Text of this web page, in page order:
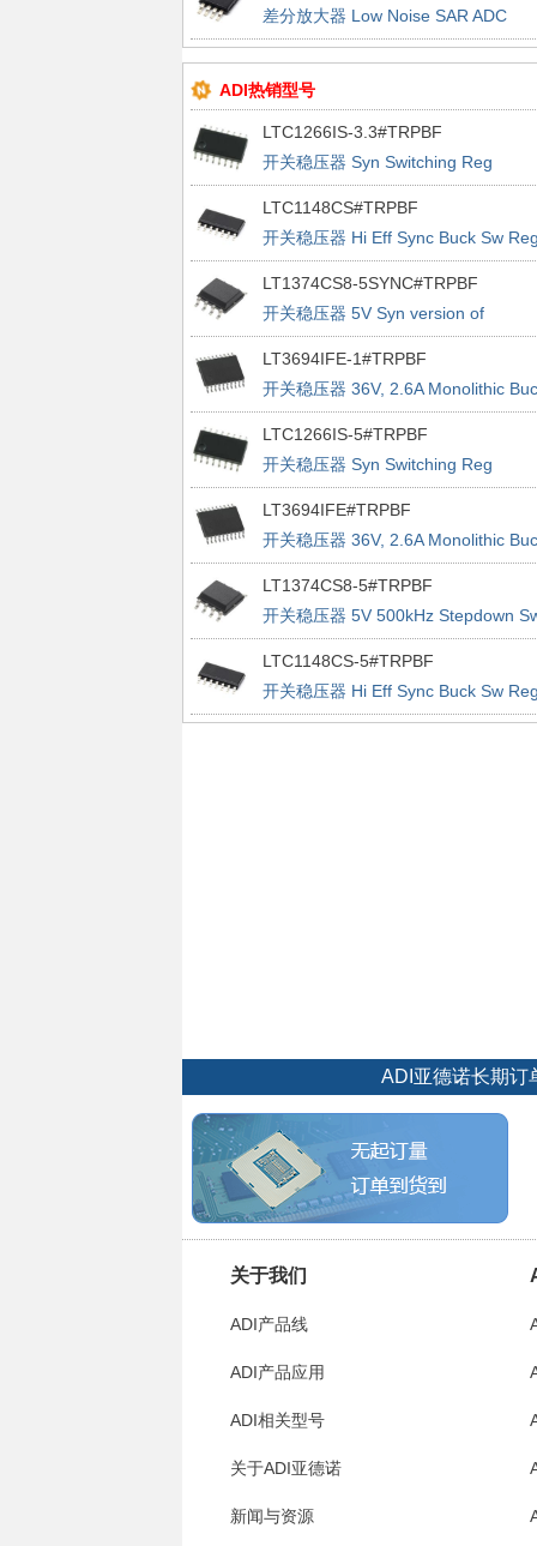
差分放大器 Low Noise SAR ADC
Driver?Single-Ended to Differential
ADI热销型号
LTC1266IS-3.3#TRPBF
开关稳压器 Syn Switching Reg
Controller
LTC1148CS#TRPBF
开关稳压器 Hi Eff Sync Buck Sw
LT1374CS8-5SYNC#TRPBF
开关稳压器 5V Syn version of
LT1374-5
LT3694IFE-1#TRPBF
开关稳压器 36V, 2.6A Monolithic
Regulator With Dual LDO
LTC1266IS-5#TRPBF
开关稳压器 Syn Switching Reg
Controller
LT3694IFE#TRPBF
开关稳压器 36V, 2.6A Monolithic
Regulator With Dual LDO
LT1374CS8-5#TRPBF
开关稳压器 5V 500kHz Stepdown
Reg
LTC1148CS-5#TRPBF
开关稳压器 Hi Eff Sync Buck Sw
ADI亚德诺长期订
关于我们
ADI产品线
ADI产品应用
ADI相关型号
关于ADI亚德诺
新闻与资源